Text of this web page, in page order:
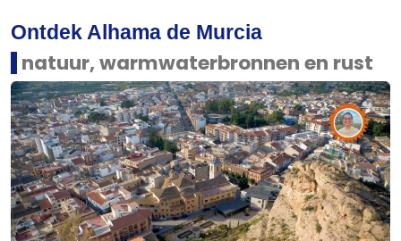
Ontdek Alhama de Murcia
natuur, warmwaterbronnen en rust